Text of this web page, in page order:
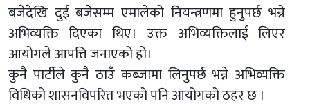
बजेदेखि दुई बजेसम्म एमालेको नियन्त्रणमा हुनुपर्छ भन्ने
अभिव्यक्ति दिएका थिए। उक्त अभिव्यक्तिलाई लिएर
आयोगले आपत्ति जनाएको हो।
कुनै पार्टीले कुनै ठाउँ कब्जामा लिनुपर्छ भन्ने अभिव्यक्ति
विधिको शासनविपरित भएको पनि आयोगको ठहर छ ।